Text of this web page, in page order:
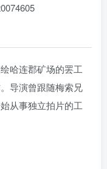
哈连郡矿场的罢工
导演曾跟随梅索兄
从事独立拍片的工